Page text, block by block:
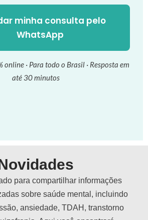
minha consulta pelo
WhatsApp
· Para todo o Brasil · Resposta em
até 30 minutos
para compartilhar informações
sobre saúde mental, incluindo
ansiedade, TDAH, transtorno